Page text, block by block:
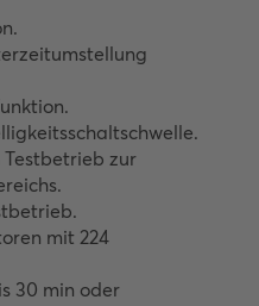
zur
mit 224
30 min oder